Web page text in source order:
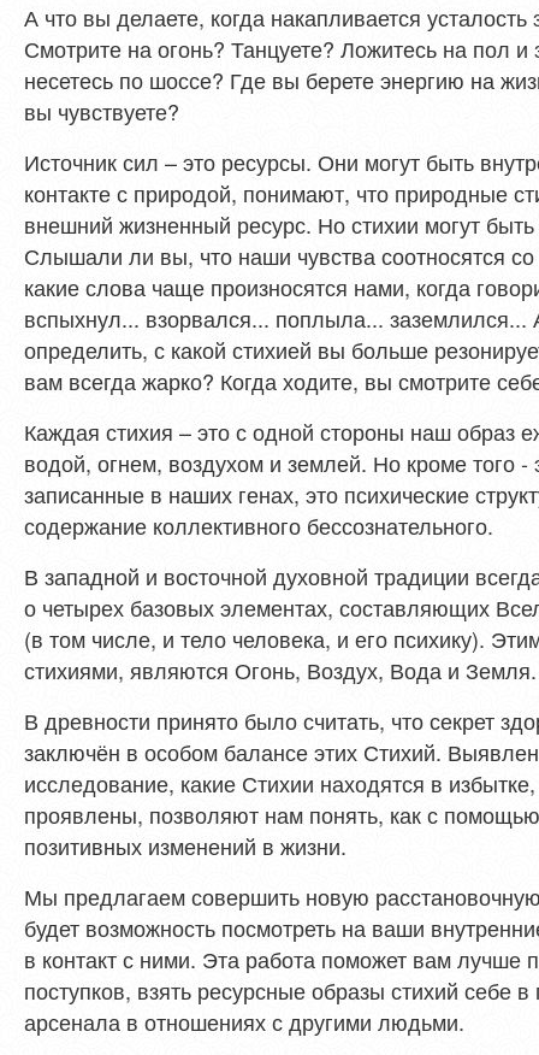
А что вы делаете, когда накапливается
Смотрите на огонь? Танцуете? Ложитесь на пол
несетесь по шоссе? Где вы берете энергию на
вы чувствуете?
Источник сил – это ресурсы. Они могут быть
контакте с природой, понимают, что природные
внешний жизненный ресурс. Но стихии могут
Слышали ли вы, что наши чувства соотносятся
какие слова чаще произносятся нами, когда
вспыхнул... взорвался... поплыла... заземлился...
определить, с какой стихией вы больше
вам всегда жарко? Когда ходите, вы смотрите
Каждая стихия – это с одной стороны наш образ
водой, огнем, воздухом и землей. Но кроме того -
записанные в наших генах, это психические
содержание коллективного бессознательного.
В западной и восточной духовной традиции
о четырех базовых элементах, составляющих
(в том числе, и тело человека, и его психику).
стихиями, являются Огонь, Воздух, Вода и
В древности принято было считать, что секрет
заключён в особом балансе этих Стихий.
исследование, какие Стихии находятся в
проявлены, позволяют нам понять, как с
позитивных изменений в жизни.
Мы предлагаем совершить новую
будет возможность посмотреть на ваши
в контакт с ними. Эта работа поможет вам лучше
поступков, взять ресурсные образы стихий себе
арсенала в отношениях с другими людьми.